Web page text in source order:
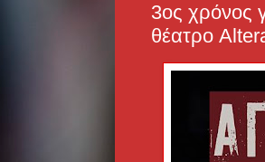
3ος χρόνος
θέατρο